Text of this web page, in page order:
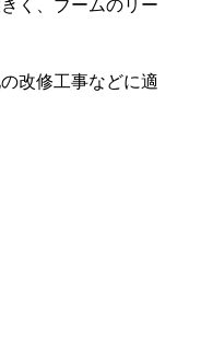
改修工事などに適